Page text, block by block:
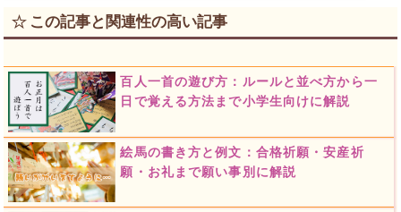
この記事と関連性の高い記事
百人一首の遊び方：ルールと並べ方から一
日で覚える方法まで小学生向けに解説
絵馬の書き方と例文：合格祈願・安産祈
願・お礼まで願い事別に解説